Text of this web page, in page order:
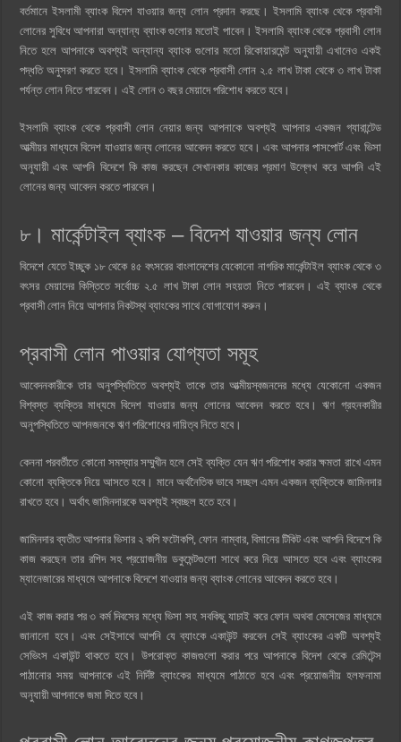
বর্তমানে ইসলামী ব্যাংক বিদেশ যাওয়ার জন্য লোন প্রদান করছে। ইসলামি ব্যাংক থেকে প্রবাসী
লোনের সুবিধে আপনারা অন্যান্য ব্যাংক গুলোর মতোই পাবেন। ইসলামি ব্যাংক থেকে প্রবাসী লোন
নিতে হলে আপনাকে অবশ্যই অন্যান্য ব্যাংক গুলোর মতো রিকোয়ারমেন্ট অনুযায়ী এখানেও একই
পদ্ধতি অনুসরণ করতে হবে। ইসলামি ব্যাংক থেকে প্রবাসী লোন ২.৫ লাখ টাকা থেকে ৩ লাখ টাকা
পর্যন্ত লোন নিতে পারবেন। এই লোন ৩ বছর মেয়াদে পরিশোধ করতে হবে।
ইসলামি ব্যাংক থেকে প্রবাসী লোন নেয়ার জন্য আপনাকে অবশ্যই আপনার একজন গ্যারান্টেড
আত্মীয়র মাধ্যমে বিদেশ যাওয়ার জন্য লোনের আবেদন করতে হবে। এবং আপনার পাসপোর্ট এবং ভিসা
অনুযায়ী এবং আপনি বিদেশে কি কাজ করছেন সেখানকার কাজের প্রমাণ উল্লেখ করে আপনি এই
লোনের জন্য আবেদন করতে পারবেন।
৮। মার্কেন্টাইল ব্যাংক – বিদেশ যাওয়ার জন্য লোন
বিদেশে যেতে ইচ্ছুক ১৮ থেকে ৪৫ বৎসরের বাংলাদেশের যেকোনো নাগরিক মার্কেন্টাইল ব্যাংক থেকে ৩
বৎসর মেয়াদের কিস্তিতে সর্বোচ্চ ২.৫ লাখ টাকা লোন সহয়তা নিতে পারবেন। এই ব্যাংক থেকে
প্রবাসী লোন নিয়ে আপনার নিকটস্থ ব্যাংকের সাথে যোগাযোগ করুন।
প্রবাসী লোন পাওয়ার যোগ্যতা সমূহ
আবেদনকারীকে তার অনুপস্থিতিতে অবশ্যই তাকে তার আত্মীয়স্বজনদের মধ্যে যেকোনো একজন
বিশ্বস্ত ব্যক্তির মাধ্যমে বিদেশ যাওয়ার জন্য লোনের আবেদন করতে হবে। ঋণ গ্রহনকারীর
অনুপস্থিতিতে আপনজনকে ঋণ পরিশোধের দায়িত্ব নিতে হবে।
কেননা পরবর্তীতে কোনো সমস্যার সম্মুখীন হলে সেই ব্যক্তি যেন ঋণ পরিশোধ করার ক্ষমতা রাখে এমন
কোনো ব্যক্তিকে নিয়ে আসতে হবে। মানে অর্থনৈতিক ভাবে সচ্ছল এমন একজন ব্যক্তিকে জামিনদার
রাখতে হবে। অর্থাৎ জামিনদারকে অবশ্যই স্বচ্ছল হতে হবে।
জামিনদার ব্যতীত আপনার ভিসার ২ কপি ফটোকপি, ফোন নাম্বার, বিমানের টিকিট এবং আপনি বিদেশে কি
কাজ করছেন তার রশিদ সহ প্রয়োজনীয় ডকুমেন্টগুলো সাথে করে নিয়ে আসতে হবে এবং ব্যাংকের
ম্যানেজারের মাধ্যমে আপনাকে বিদেশে যাওয়ার জন্য ব্যাংক লোনের আবেদন করতে হবে।
এই কাজ করার পর ৩ কর্ম দিবসের মধ্যে ভিসা সহ সবকিছু যাচাই করে ফোন অথবা মেসেজের মাধ্যমে
জানানো হবে। এবং সেইসাথে আপনি যে ব্যাংকে একাউন্ট করবেন সেই ব্যাংকের একটি অবশ্যই
সেভিংস একাউন্ট থাকতে হবে। উপরোক্ত কাজগুলো করার পরে আপনাকে বিদেশ থেকে রেমিটেন্স
পাঠানোর সময় আপনাকে এই নির্দিষ্ট ব্যাংকের মাধ্যমে পাঠাতে হবে এবং প্রয়োজনীয় হলফনামা
অনুযায়ী আপনাকে জমা দিতে হবে।